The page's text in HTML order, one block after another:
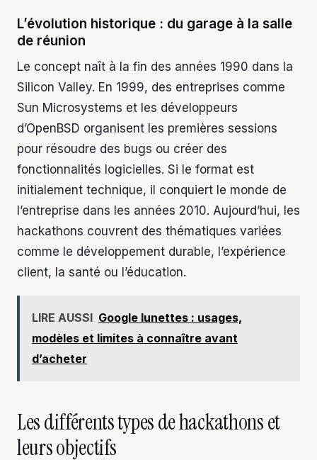
L’évolution historique : du garage à la salle
de réunion
Le concept naît à la fin des années 1990 dans la
Silicon Valley. En 1999, des entreprises comme
Sun Microsystems et les développeurs
d’OpenBSD organisent les premières sessions
pour résoudre des bugs ou créer des
fonctionnalités logicielles. Si le format est
initialement technique, il conquiert le monde de
l’entreprise dans les années 2010. Aujourd’hui, les
hackathons couvrent des thématiques variées
comme le développement durable, l’expérience
client, la santé ou l’éducation.
LIRE AUSSI Google lunettes : usages,
modèles et limites à connaître avant
d’acheter
Les différents types de hackathons et
leurs objectifs